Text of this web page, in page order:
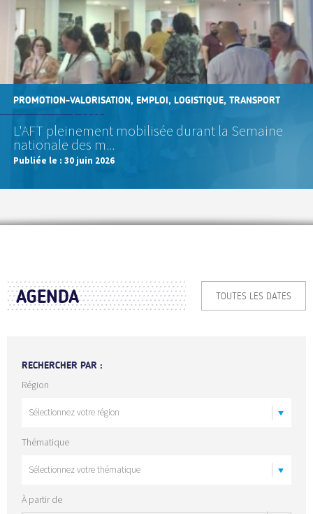
PROMOTION-VALORISATION, EMPLOI, LOGISTIQUE, TRANSPORT
L'AFT pleinement mobilisée durant la Semaine
nationale des m...
Publiée le : 30 juin 2026
AGENDA TOUTES LES DATES
RECHERCHER PAR :
Région
Thématique
À partir de